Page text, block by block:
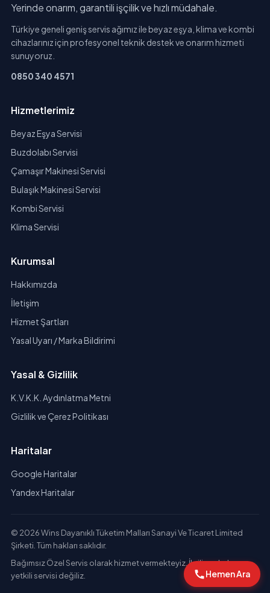
Yerinde onarım, garantili işçilik ve hızlı müdahale.
Türkiye geneli geniş servis ağımız ile beyaz eşya, klima ve kombi
cihazlarınız için profesyonel teknik destek ve onarım hizmeti
sunuyoruz.
0850 340 4571
Hizmetlerimiz
Beyaz Eşya Servisi
Buzdolabı Servisi
Çamaşır Makinesi Servisi
Bulaşık Makinesi Servisi
Kombi Servisi
Klima Servisi
Kurumsal
Hakkımızda
İletişim
Hizmet Şartları
Yasal Uyarı / Marka Bildirimi
Yasal & Gizlilik
K.V.K.K. Aydınlatma Metni
Gizlilik ve Çerez Politikası
Haritalar
Google Haritalar
Yandex Haritalar
© 2026 Wins Dayanıklı Tüketim Malları Sanayi Ve Ticaret Limited
Şirketi. Tüm hakları saklıdır.
Bağımsız Özel Servis olarak hizmet vermekteyiz. İlgili markaların
yetkili servisi değiliz.
Hemen Ara